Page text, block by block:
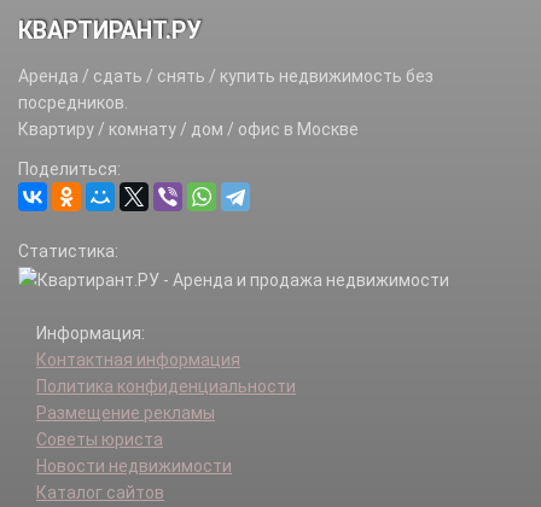
Круги п.
Кузнецово д.
Кузнецовский п.
Лукино д.
Малеевка д.
Новиково д.
Ожигово д.
Рассудово п.
Рассудово д.
Руднево д.
Талызина х.
Тимуровец ДГ п.
Федоровское д.
Хмырово д.
Хутора Гуляевы х.
Юрьево д.
КВАРТИРАНТ.РУ
Аренда / сдать / снять / купить недвижимость без
посредников.
Квартиру / комнату / дом / офис в Москве
Поделиться:
Статистика:
Информация:
Контактная информация
Политика конфиденциальности
Размещение рекламы
Советы юриста
Новости недвижимости
Каталог сайтов